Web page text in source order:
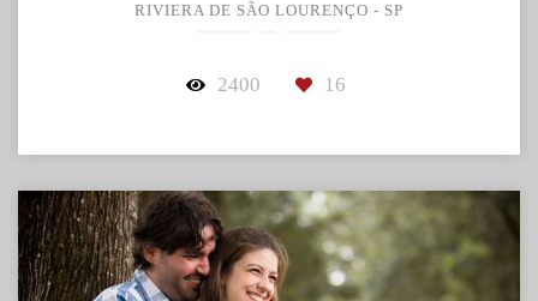
RIVIERA DE SÃO LOURENÇO - SP
2400 16